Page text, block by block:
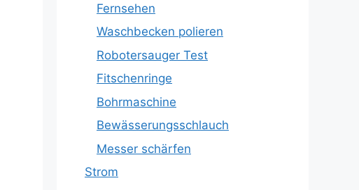
Fernsehen
Waschbecken polieren
Robotersauger Test
Fitschenringe
Bohrmaschine
Bewässerungsschlauch
Messer schärfen
Strom